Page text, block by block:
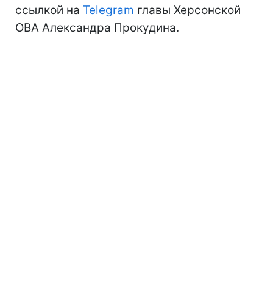
ссылкой на Telegram главы Херсонской
ОВА Александра Прокудина.